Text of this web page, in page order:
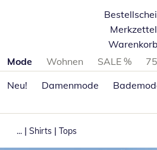
Merkzettel
Warenkorb
Produktkategorien überspringen
Mode Wohnen SALE %
Neu!
Damenmode
... | Shirts | Tops